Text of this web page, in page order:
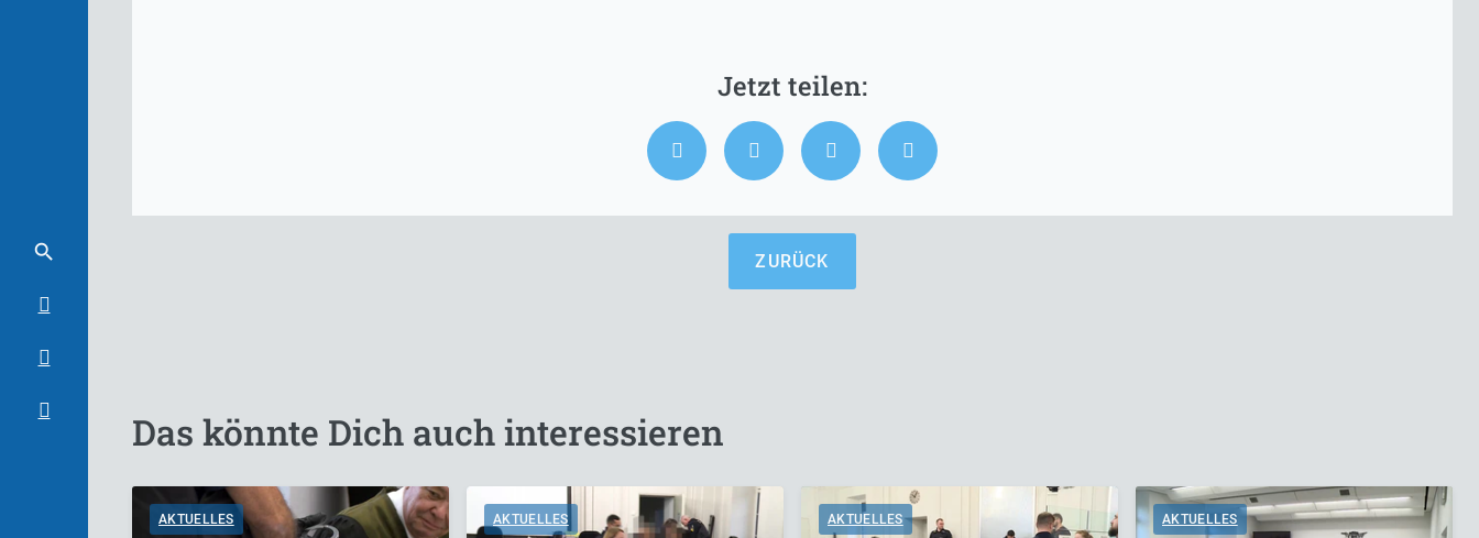
ZURÜCK
Das könnte Dich auch interessieren
AKTUELLES AKTUELLES AKTUELLES AKTUELLES